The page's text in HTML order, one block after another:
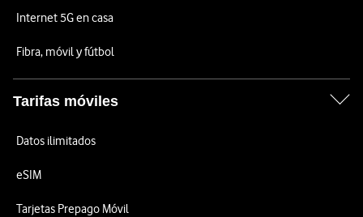
Internet 5G en casa
Fibra, móvil y fútbol
Tarifas móviles
Datos ilimitados
eSIM
Tarjetas Prepago Móvil